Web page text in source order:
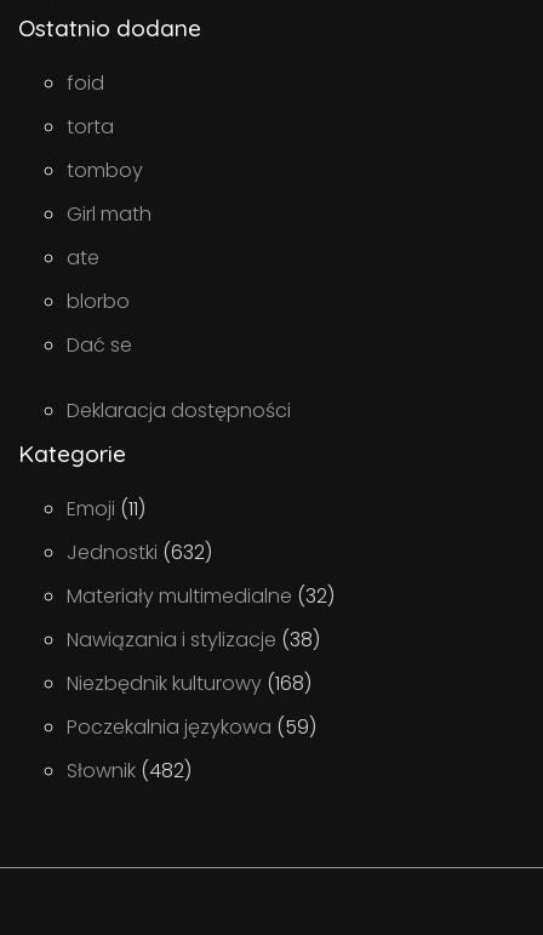
Ostatnio dodane
foid
torta
tomboy
Girl math
ate
blorbo
Dać se
Deklaracja dostępności
Kategorie
Emoji (11)
Jednostki (632)
Materiały multimedialne (32)
Nawiązania i stylizacje (38)
Niezbędnik kulturowy (168)
Poczekalnia językowa (59)
Słownik (482)